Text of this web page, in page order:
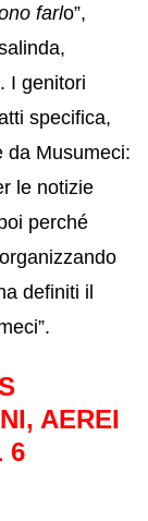
farlo”,
I genitori
specifica,
da Musumeci:
le notizie
perché
definiti il
AEREI
6